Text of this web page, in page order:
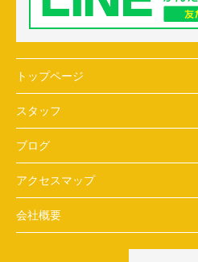
トップページ
スタッフ
ブログ
アクセスマップ
会社概要